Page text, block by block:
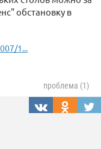
обстановку в
1...
проблема (1)